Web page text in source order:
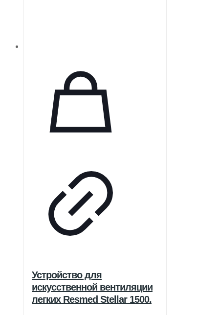
Устройство для
искусственной вентиляции
легких Resmed Stellar 1500.